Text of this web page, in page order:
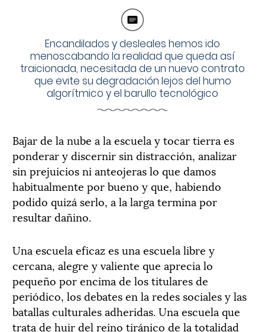
Encandilados y desleales hemos ido
menoscabando la realidad que queda así
traicionada, necesitada de un nuevo contrato
que evite su degradación lejos del humo
algorítmico y el barullo tecnológico
Bajar de la nube a la escuela y tocar tierra es
ponderar y discernir sin distracción, analizar
sin prejuicios ni anteojeras lo que damos
habitualmente por bueno y que, habiendo
podido quizá serlo, a la larga termina por
resultar dañino.
Una escuela eficaz es una escuela libre y
cercana, alegre y valiente que aprecia lo
pequeño por encima de los titulares de
periódico, los debates en la redes sociales y las
batallas culturales adheridas. Una escuela que
trata de huir del reino tiránico de la totalidad